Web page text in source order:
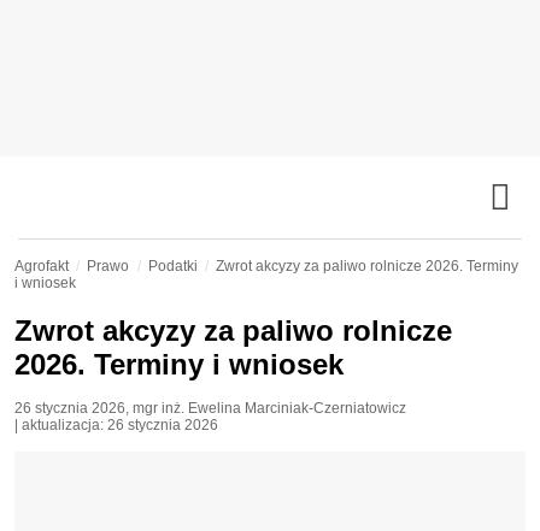
Agrofakt Prawo Podatki
Zwrot akcyzy za paliwo rolnicze 2026. Terminy
i wniosek
Zwrot akcyzy za paliwo rolnicze
2026. Terminy i wniosek
26 stycznia 2026, mgr inż. Ewelina Marciniak-Czerniatowicz
| aktualizacja: 26 stycznia 2026